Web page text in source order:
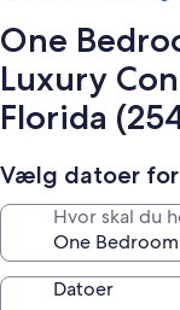
One
Luxury
Florida
Vælg datoer for
Hvor skal du
Datoer